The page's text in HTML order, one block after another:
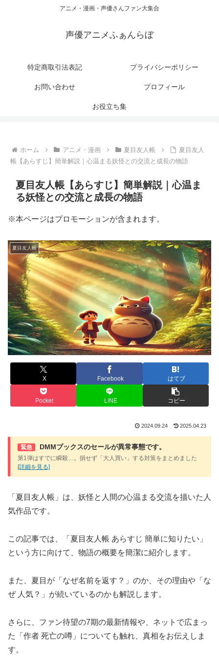
アニメ・漫画・声優さんファン大集合
声優アニメふぁんらぼ
特定商取引法表記 プライバシーポリシー
お問い合わせ プロフィール
お役立ち集
ホーム アニメ・漫画 夏目友人帳
夏目友人
帳【あらすじ】簡単解説｜心温まる妖怪との交流と成長の物語
夏目友人帳【あらすじ】簡単解説｜心温ま
る妖怪との交流と成長の物語
※本ページはプロモーションが含まれます。
夏目友人帳
X Facebook はてブ
Pocket LINE コピー
2024.09.24 2025.04.23
緊急 DMMブックスのセールが異常事態です。
第1弾はすでに瞬殺…。損せず「大人買い」する対策をまとめました
[詳細を見る]
「夏目友人帳」は、妖怪と人間の心温まる交流を描いた人
気作品です。
この記事では、「夏目友人帳 あらすじ 簡単に知りたい」
という方に向けて、物語の概要を簡潔に紹介します。
また、夏目が「なぜ名前を返す？」のか、その理由や「な
ぜ 人気？」が続いているのかも解説します。
さらに、ファン待望の7期の最新情報や、ネットで広まっ
た「作者 死亡の噂」についても触れ、真相をお伝えしま
す。